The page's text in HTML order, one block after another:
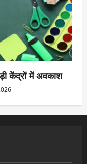
केंद्रों में अवकाश